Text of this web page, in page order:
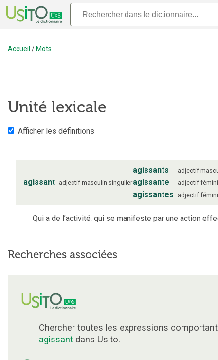
Accueil / Mots
Unité lexicale
Afficher les définitions
agissant adjectif masculin singulier
agissants adjectif
agissante adjectif
agissantes adjectif
Qui a de l’activité, qui se manifeste par une action
Recherches associées
Chercher toutes les expressions
agissant dans Usito.